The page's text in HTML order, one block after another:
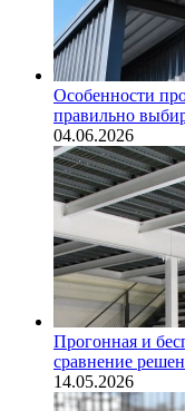
Особенности
правильно
04.06.2026
Прогонная и
сравнение
14.05.2026